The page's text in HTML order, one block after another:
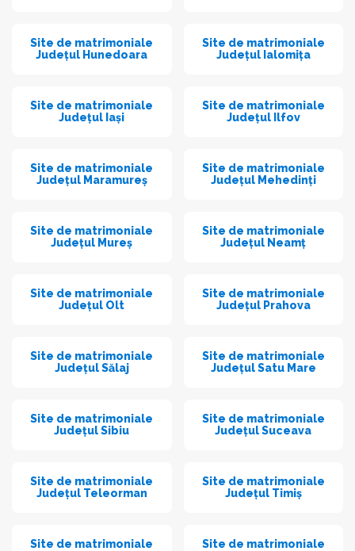
Site de matrimoniale
Județul Hunedoara
Site de matrimoniale
Județul Ialomița
Site de matrimoniale
Județul Iași
Site de matrimoniale
Județul Ilfov
Site de matrimoniale
Județul Maramureș
Site de matrimoniale
Județul Mehedinți
Site de matrimoniale
Județul Mureș
Site de matrimoniale
Județul Neamț
Site de matrimoniale
Județul Olt
Site de matrimoniale
Județul Prahova
Site de matrimoniale
Județul Sălaj
Site de matrimoniale
Județul Satu Mare
Site de matrimoniale
Județul Sibiu
Site de matrimoniale
Județul Suceava
Site de matrimoniale
Județul Teleorman
Site de matrimoniale
Județul Timiș
Site de matrimoniale
Site de matrimoniale